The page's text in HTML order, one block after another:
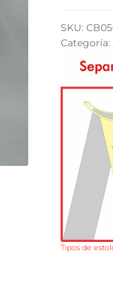
SKU:
Categoría:
Tipos de